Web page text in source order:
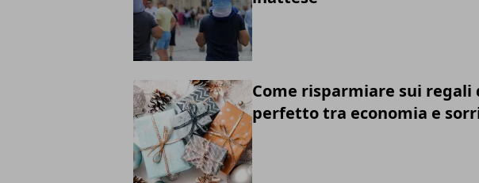
Come risparmiare sui
perfetto tra economia e